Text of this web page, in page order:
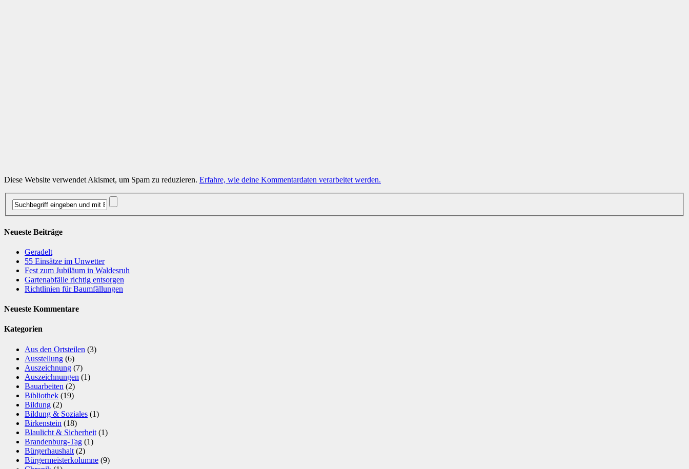
Diese Website verwendet Akismet, um Spam zu reduzieren. Erfahre, wie deine Kommentardaten verarbeitet werden.
Neueste Beiträge
Geradelt
​55 Einsätze im Unwetter
Fest zum Jubiläum in Waldesruh
Gartenabfälle richtig entsorgen
Richtlinien für Baumfällungen
Neueste Kommentare
Kategorien
Aus den Ortsteilen (3)
Ausstellung (6)
Auszeichnung (7)
Auszeichnungen (1)
Bauarbeiten (2)
Bibliothek (19)
Bildung (2)
Bildung & Soziales (1)
Birkenstein (18)
Blaulicht & Sicherheit (1)
Brandenburg-Tag (1)
Bürgerhaushalt (2)
Bürgermeisterkolumne (9)